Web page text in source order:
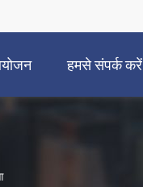
हमसे संपर्क करें